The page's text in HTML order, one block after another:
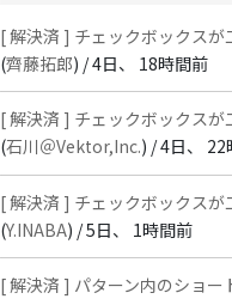
[ 解決済 ] チェックボックスが
(齊藤拓郎) /4日、 18時間前
[ 解決済 ] チェックボックスが
(石川＠Vektor,Inc.) /4日、 22
[ 解決済 ] チェックボックスが
(Y.INABA) /5日、 1時間前
[ 解決済 ] パターン内のショー